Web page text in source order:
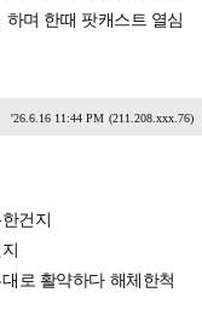
며 한때 팟캐스트 열심
'26.6.16 11:44 PM (211.208.xxx.76)
건지
로 활약하다 해체한척